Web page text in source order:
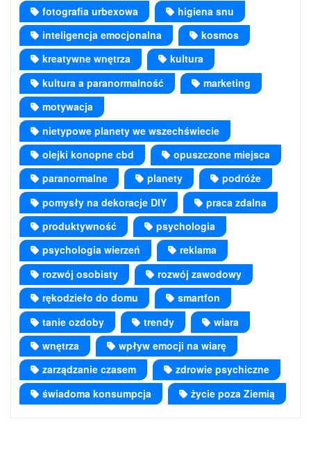
fotografia urbexowa
higiena snu
inteligencja emocjonalna
kosmos
kreatywne wnętrza
kultura
kultura a paranormalność
marketing
motywacja
nietypowe planety we wszechświecie
olejki konopne cbd
opuszczone miejsca
paranormalne
planety
podróże
pomysły na dekoracje DIY
praca zdalna
produktywność
psychologia
psychologia wierzeń
reklama
rozwój osobisty
rozwój zawodowy
rękodzieło do domu
smartfon
tanie ozdoby
trendy
wiara
wnętrza
wpływ emocji na wiarę
zarządzanie czasem
zdrowie psychiczne
świadoma konsumpcja
życie poza Ziemią